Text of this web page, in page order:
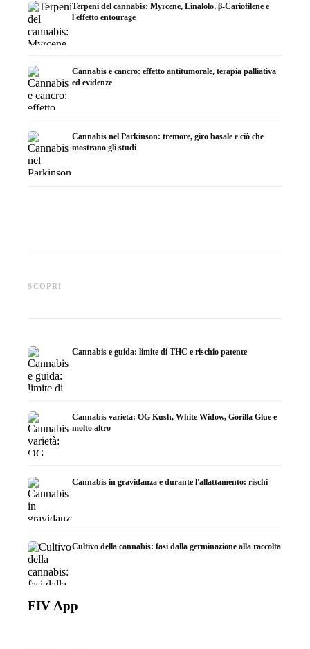
Terpeni del cannabis: Myrcene, Linalolo, β-Cariofilene e
l'effetto entourage
Cannabis e cancro: effetto antitumorale, terapia palliativa
ed evidenze
Cannabis nel Parkinson: tremore, giro basale e ciò che
mostrano gli studi
SCOPRI
mostrano gli studi
Cannabis e guida: limite di THC e rischio patente
Cannabis varietà: OG Kush, White Widow, Gorilla Glue e
molto altro
Cannabis in gravidanza e durante l'allattamento: rischi
Cultivo della cannabis: fasi dalla germinazione alla raccolta
FIV App